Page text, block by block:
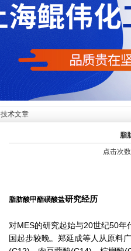
技术文章
脂
点击次
脂肪酸甲酯磺酸盐研究经历
对MES的研究起始与20世纪50
国起步较晚。郑延成等人从原料